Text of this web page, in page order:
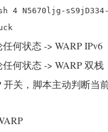
4 N5670ljg-sS9jD334-
任何状态 -> WARP IPv6
任何状态 -> WARP 双栈
开关，脚本主动判断当